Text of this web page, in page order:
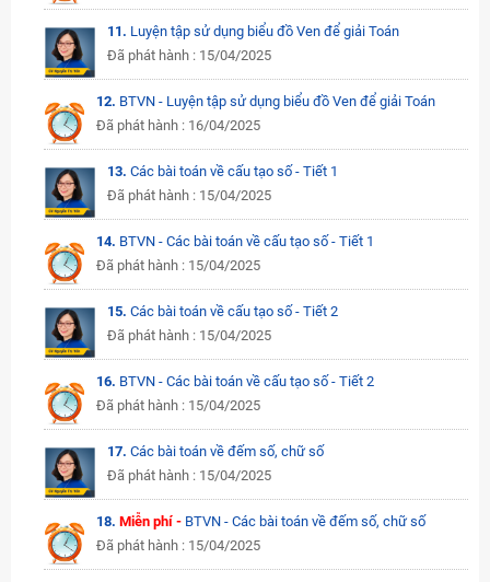
11. Luyện tập sử dụng biểu đồ Ven để giải Toán
Đã phát hành : 15/04/2025
12. BTVN - Luyện tập sử dụng biểu đồ Ven để giải Toán
Đã phát hành : 16/04/2025
13. Các bài toán về cấu tạo số - Tiết 1
Đã phát hành : 15/04/2025
14. BTVN - Các bài toán về cấu tạo số - Tiết 1
Đã phát hành : 15/04/2025
15. Các bài toán về cấu tạo số - Tiết 2
Đã phát hành : 15/04/2025
16. BTVN - Các bài toán về cấu tạo số - Tiết 2
Đã phát hành : 15/04/2025
17. Các bài toán về đếm số, chữ số
Đã phát hành : 15/04/2025
18.Miễn phí - BTVN - Các bài toán về đếm số, chữ số
Đã phát hành : 15/04/2025